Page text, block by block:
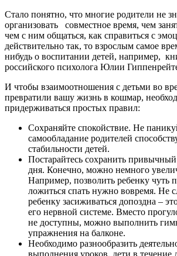
Стало понятно, что многие родители не
организовать совместное время, чем
чем с ним общаться, как справиться с
действительно так, то взрослым самое
нибудь о воспитании детей, например,
российского психолога Юлии
И чтобы взаимоотношения с детьми во
превратили вашу жизнь в кошмар,
придерживаться простых правил:
Сохраняйте спокойствие. Не
самообладание родителей
стабильности детей.
Постарайтесь сохранить
дня. Конечно, можно немного
Например, позволить ребенку чуть
ложиться спать нужно вовремя. Не
ребенку засиживаться допоздна –
его нервной системе. Вместо
не доступны, можно выполнить
упражнения на балконе.
Необходимо разнообразить
выполнения уроков, дети в